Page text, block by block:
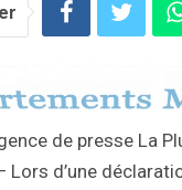
de presse La
Lors d’une